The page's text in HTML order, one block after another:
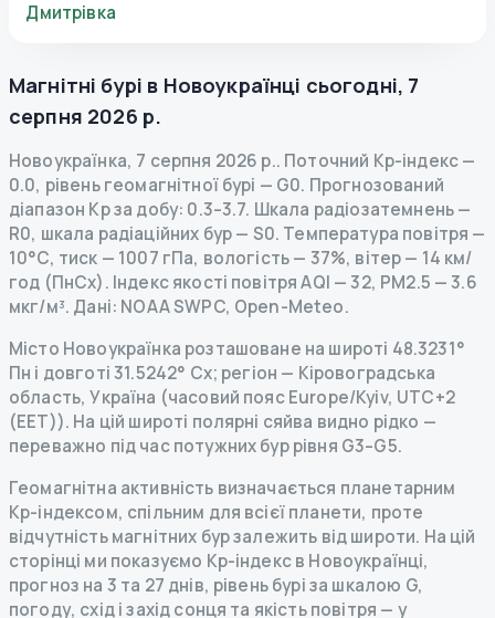
Дмитрівка
Магнітні бурі в Новоукраїнці сьогодні, 7
серпня 2026 р.
Новоукраїнка, 7 серпня 2026 р.. Поточний Kp-індекс—
0.0, рівень геомагнітної бурі — G0. Прогнозований
діапазон Kp за добу: 0.3–3.7. Шкала радіозатемнень—
R0, шкала радіаційних бур— S0. Температура повітря —
10°C, тиск — 1007 гПа, вологість — 37%, вітер — 14 км/
год (ПнСх). Індекс якості повітря AQI — 32, PM2.5 — 3.6
мкг/м³. Дані: NOAA SWPC, Open-Meteo.
Місто Новоукраїнка розташоване на широті 48.3231°
Пн і довготі 31.5242° Сх; регіон — Кіровоградська
область, Україна (часовий пояс Europe/Kyiv, UTC+2
(EET)). На цій широті полярні сяйва видно рідко —
переважно під час потужних бур рівня G3–G5.
Геомагнітна активність визначається планетарним
Kp-індексом, спільним для всієї планети, проте
відчутність магнітних бур залежить від широти. На цій
сторінці ми показуємо Kp-індекс в Новоукраїнці,
прогноз на 3 та 27 днів, рівень бурі за шкалою G,
погоду, схід і захід сонця та якість повітря — у